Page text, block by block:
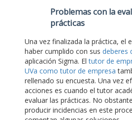
Problemas con la
prácticas
Una vez finalizada la práctica, el
haber cumplido con sus deberes
aplicación Sigma. Eltutor de
UVa como tutor de empresa
rellenado su encuesta. Una vez
acciones es cuando el tutor
evaluar las prácticas. No
producir incidencias en este